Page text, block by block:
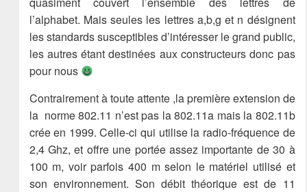
l’alphabet. Mais seules les lettres a,b,g et n désignent
les standards susceptibles d’intéresser le grand public,
les autres étant destinées aux constructeurs donc pas
pour nous
Contrairement à toute attente ,la première extension de
la norme 802.11 n’est pas la 802.11a mais la 802.11b
crée en 1999. Celle-ci qui utilise la radio-fréquence de
2,4 Ghz, et offre une portée assez importante de 30 à
100 m, voir parfois 400 m selon le matériel utilisé et
son environnement. Son débit théorique est de 11